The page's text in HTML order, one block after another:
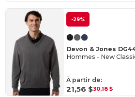
-29%
Devon & Jones
Hommes - New
À partir de:
21,56 $30,18 $